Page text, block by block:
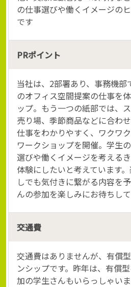
の仕事選びや働くイメージの
です
PRポイント
当社は、2部署あり、事務機
のオフィス空間提案の仕事を
ップ。もう一つの紙部では、
売り場、季節商品などに合わ
仕事をわかりやすく、ワクワ
ワークショップを開催。学生
選びや働くイメージを考える
体験にしたいと考えています
しでも気付きに繋がる内容を
んの参加を楽しみにお待ちして
交通費
交通費はありませんが、有償
ンシップです。昨年は、有償
加の学生さんもいらっしゃいま